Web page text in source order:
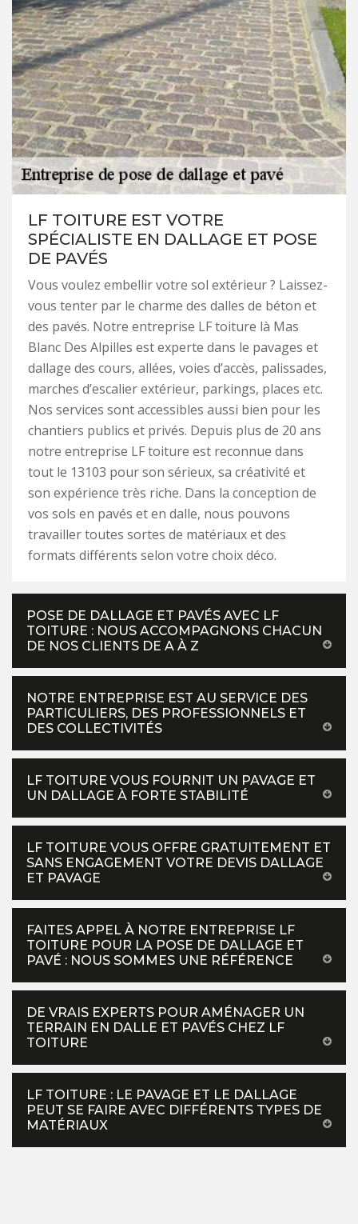
LF TOITURE EST VOTRE
SPÉCIALISTE EN DALLAGE ET POSE
DE PAVÉS
Vous voulez embellir votre sol extérieur ? Laissez-
vous tenter par le charme des dalles de béton et
des pavés. Notre entreprise LF toiture là Mas
Blanc Des Alpilles est experte dans le pavages et
dallage des cours, allées, voies d’accès, palissades,
marches d’escalier extérieur, parkings, places etc.
Nos services sont accessibles aussi bien pour les
chantiers publics et privés. Depuis plus de 20 ans
notre entreprise LF toiture est reconnue dans
tout le 13103 pour son sérieux, sa créativité et
son expérience très riche. Dans la conception de
vos sols en pavés et en dalle, nous pouvons
travailler toutes sortes de matériaux et des
formats différents selon votre choix déco.
POSE DE DALLAGE ET PAVÉS AVEC LF
TOITURE : NOUS ACCOMPAGNONS CHACUN
DE NOS CLIENTS DE A À Z
NOTRE ENTREPRISE EST AU SERVICE DES
PARTICULIERS, DES PROFESSIONNELS ET
DES COLLECTIVITÉS
LF TOITURE VOUS FOURNIT UN PAVAGE ET
UN DALLAGE À FORTE STABILITÉ
LF TOITURE VOUS OFFRE GRATUITEMENT ET
SANS ENGAGEMENT VOTRE DEVIS DALLAGE
ET PAVAGE
FAITES APPEL À NOTRE ENTREPRISE LF
TOITURE POUR LA POSE DE DALLAGE ET
PAVÉ : NOUS SOMMES UNE RÉFÉRENCE
DE VRAIS EXPERTS POUR AMÉNAGER UN
TERRAIN EN DALLE ET PAVÉS CHEZ LF
TOITURE
LF TOITURE : LE PAVAGE ET LE DALLAGE
PEUT SE FAIRE AVEC DIFFÉRENTS TYPES DE
MATÉRIAUX